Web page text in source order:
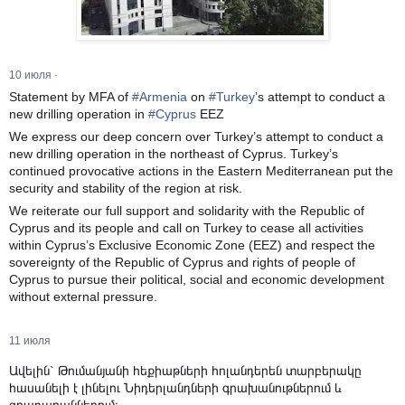
10 июля ·
Statement by MFA of #Armenia on #Turkey’s attempt to conduct a
new drilling operation in #Cyprus EEZ
We express our deep concern over Turkey’s attempt to conduct a
new drilling operation in the northeast of Cyprus. Turkey’s
continued provocative actions in the Eastern Mediterranean put the
security and stability of the region at risk.
We reiterate our full support and solidarity with the Republic of
Cyprus and its people and call on Turkey to cease all activities
within Cyprus’s Exclusive Economic Zone (EEZ) and respect the
sovereignty of the Republic of Cyprus and rights of people of
Cyprus to pursue their political, social and economic development
without external pressure.
11 июля
Ավելին` Թումանյանի հեքիաթների հոլանդերեն տարբերակը
հասանելի է լինելու Նիդերլանդների գրախանութներում և